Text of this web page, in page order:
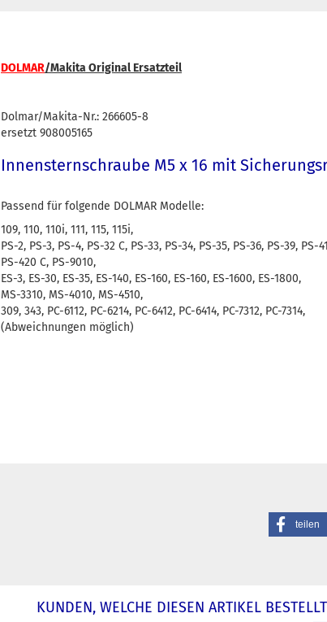
DOLMAR/Makita Original Ersatzteil
Dolmar/Makita-Nr.: 266605-8
ersetzt 908005165
Innensternschraube M5 x 16 mit
Passend für folgende DOLMAR Modelle:
109, 110, 110i, 111, 115, 115i,
PS-2, PS-3, PS-4, PS-32 C, PS-33, PS-34, PS-35, PS-36, PS-39,
PS-420 C, PS-9010,
ES-3, ES-30, ES-35, ES-140, ES-160, ES-160, ES-1600, ES-1800,
MS-3310, MS-4010, MS-4510,
309, 343, PC-6112, PC-6214, PC-6412, PC-6414, PC-7312, PC-7314,
(Abweichnungen möglich)
teilen
KUNDEN, WELCHE DIESEN ARTIKEL